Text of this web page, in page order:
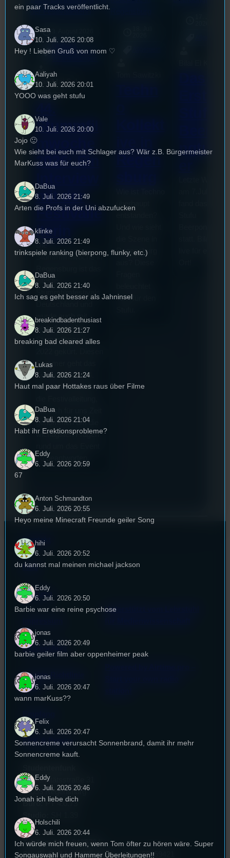
Interview, Kultur ,
Sao-Mai Sol
Nguyen
Stummfil
mwoche
2026: Ein
mit der
Festivalle
iterin
Die
Stummfilmwoche in
Stummfilmfestivals
wurde auch mit
dem deutschen
Stummfilmpreis
Sommer geht das
Festival in die 44.
Runde und Nicole,
hat sich für uns Zeit
genommen um die
wichtigsten Fragen
zu beantworten.
Regen
überhaupt
Regensburg
Tom für den
ngturni
Kontakt
FAQ
Satzung
Datenschutz
Cookie-Richtlinie
(EU)
EPK & Presse
Unterstützt vom Lehrstuhl
Universitätsstraße 31
93053 Regensburg
Büro:PT 4.0.73
Telefon:0941 9435784
Studio Call-In & WhatsApp:0941 56959421
ein paar Tracks veröffentlicht.
Sasa
10. Juli. 2026 20:08
Hey ! Lieben Gruß von mom ♡
Aaliyah
10. Juli. 2026 20:01
YOOO was geht stufu
Vale
10. Juli. 2026 20:00
Jojo 🙂
Wie sieht bei euch mit Schlager aus? Wär z.B. Bürgermeister
MarKuss was für euch?
DaBua
8. Juli. 2026 21:49
Arten die Profs in der Uni abzufucken
klinke
8. Juli. 2026 21:49
trinkspiele ranking (bierpong, flunky, etc.)
DaBua
8. Juli. 2026 21:40
Ich sag es geht besser als Jahninsel
breakindbadenthusiast
8. Juli. 2026 21:27
breaking bad cleared alles
Lukas
8. Juli. 2026 21:24
Haut mal paar Hottakes raus über Filme
DaBua
8. Juli. 2026 21:04
Habt ihr Erektionsprobleme?
Eddy
6. Juli. 2026 20:59
67
Anton Schmandton
6. Juli. 2026 20:55
Heyo meine Minecraft Freunde geiler Song
hihi
6. Juli. 2026 20:52
du kannst mal meinen michael jackson
Eddy
6. Juli. 2026 20:50
Barbie war eine reine psychose
jonas
6. Juli. 2026 20:49
barbie geiler film aber oppenheimer peak
jonas
6. Juli. 2026 20:47
wann marKuss??
Felix
6. Juli. 2026 20:47
Sonnencreme verursacht Sonnenbrand, damit ihr mehr
Sonnencreme kauft.
Eddy
6. Juli. 2026 20:46
Jonah ich liebe dich
Holschili
6. Juli. 2026 20:44
Ich würde mich freuen, wenn Tom öfter zu hören wäre. Super
Songauswahl und Hammer Überleitungen!!